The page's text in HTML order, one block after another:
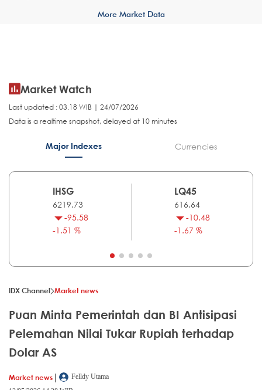
More Market Data
Market Watch
Last updated : 03.18 WIB | 24/07/2026
Data is a realtime snapshot, delayed at 10 minutes
Major Indexes Currencies
IHSG
6219.73
-95.58
-1.51 %
LQ45
616.64
-10.48
-1.67 %
IDX Channel Market news
Puan Minta Pemerintah dan BI Antisipasi
Pelemahan Nilai Tukar Rupiah terhadap
Dolar AS
Market news |
Felldy Utama